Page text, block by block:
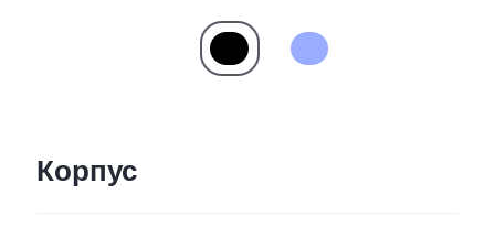
Корпус